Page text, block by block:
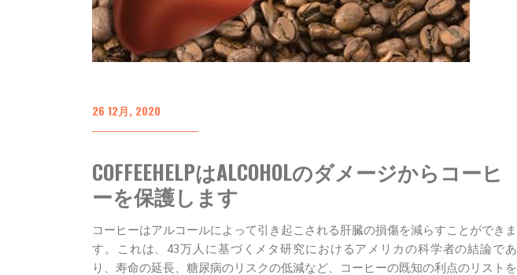
26 12月, 2020
COFFEEHELPはALCOHOLのダメージからコーヒ
ーを保護します
コーヒーはアルコールによって引き起こされる肝臓の損傷を減らすことができま
す。これは、43万人に基づくメタ研究におけるアメリカの科学者の結論であ
り、寿命の延長、糖尿病のリスクの低減など、コーヒーの既知の利点のリストを